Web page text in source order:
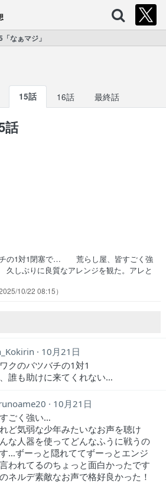
なぁマジ」
15話 16話 最終話
話
チの1対1閉塞で… 荒らし屋、皆すごく強
ぶりに良質なアレンジを観た。アレと
手… けどアツい展開だわ！敵の能力も面
か面白さ… ゾディルがルドが天界に対し
画特有のご都合タイマン展開チーム…
10/22 08:15
10月21日
クのバツバチの1対1
誰も助けに来てくれない…
10月21日
ごく強い…
ど気弱な少年みたいなお声を聴け
な人器を使ってどんなふうに戦うの
…ずーっと隠れててずーっとエンジ
われてるのちょっと面白かったです
ネルデ素敵なお声で格好良かった！